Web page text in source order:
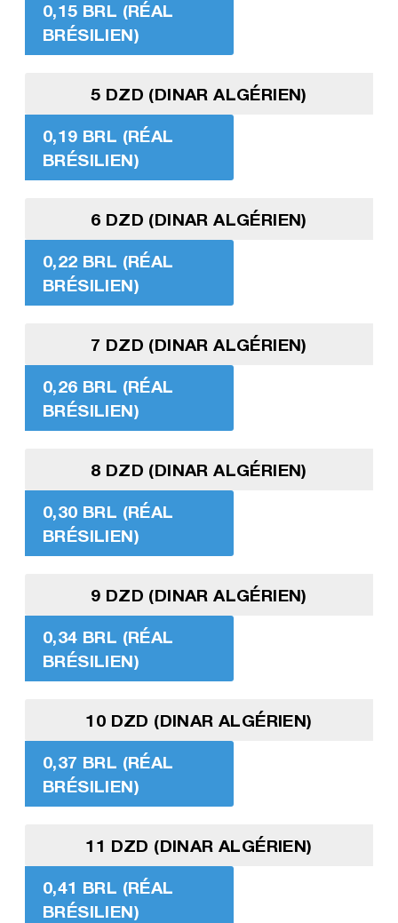
0,15 BRL (RÉAL
BRÉSILIEN)
5 DZD (DINAR ALGÉRIEN)
0,19 BRL (RÉAL
BRÉSILIEN)
6 DZD (DINAR ALGÉRIEN)
0,22 BRL (RÉAL
BRÉSILIEN)
7 DZD (DINAR ALGÉRIEN)
0,26 BRL (RÉAL
BRÉSILIEN)
8 DZD (DINAR ALGÉRIEN)
0,30 BRL (RÉAL
BRÉSILIEN)
9 DZD (DINAR ALGÉRIEN)
0,34 BRL (RÉAL
BRÉSILIEN)
10 DZD (DINAR ALGÉRIEN)
0,37 BRL (RÉAL
BRÉSILIEN)
11 DZD (DINAR ALGÉRIEN)
0,41 BRL (RÉAL
BRÉSILIEN)